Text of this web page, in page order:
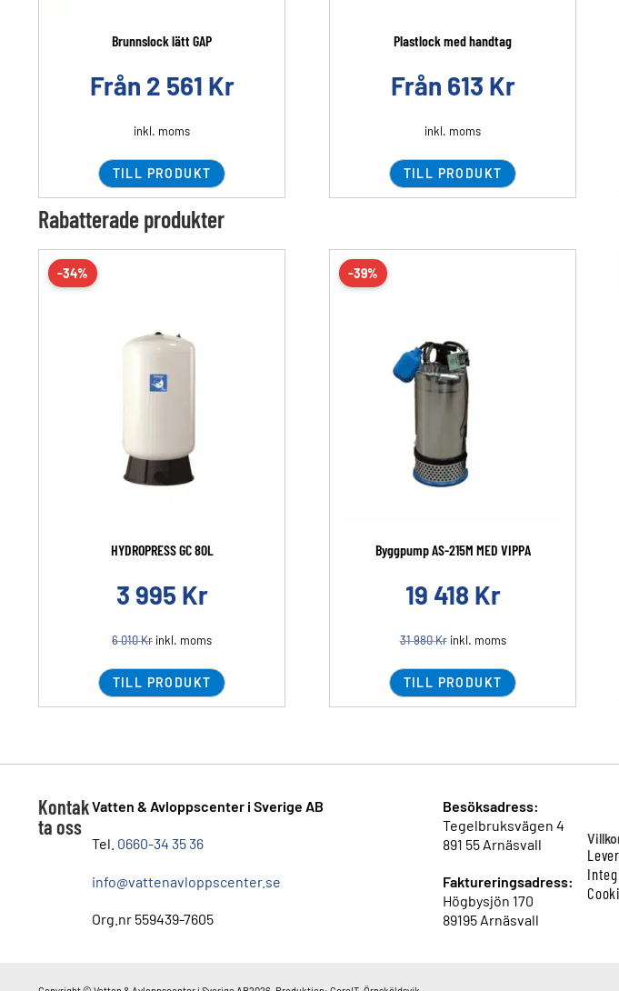
Brunnslock lätt GAP
Från 2 561 Kr
inkl. moms
TILL PRODUKT
Plastlock med handtag
Från 613 Kr
inkl. moms
TILL PRODUKT
Rabatterade produkter
-34%
HYDROPRESS GC 80L
3 995 Kr
6 010Kr inkl. moms
TILL PRODUKT
-39%
Byggpump AS-215M MED VIPPA
19 418 Kr
31 980Krinkl. moms
TILL PRODUKT
Kontak
ta oss
Vatten & Avloppscenter i Sverige AB
Tel. 0660-34 35 36
info@vattenavloppscenter.se
Org.nr 559439-7605
Besöksadress:
Tegelbruksvägen 4
891 55 Arnäsvall
Faktureringsadress:
Högbysjön 170
89195 Arnäsvall